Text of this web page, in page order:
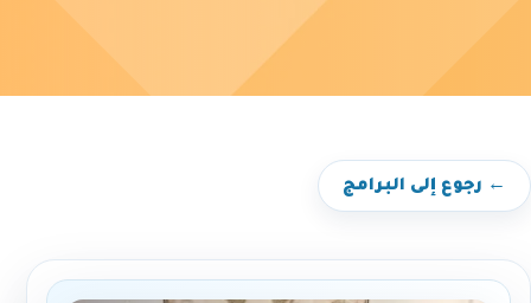
← رجوع إلى البرامج